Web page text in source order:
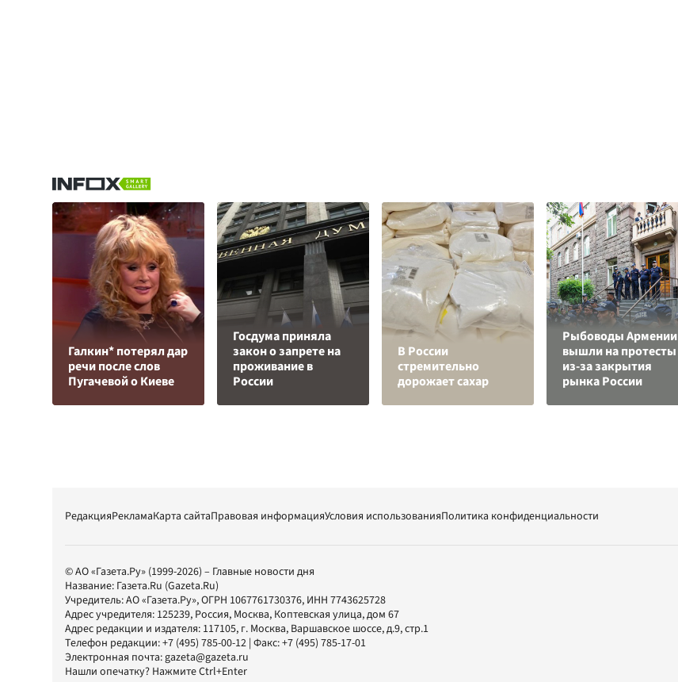
Галкин* потерял дар
речи после слов
Пугачевой о Киеве
Госдума приняла
закон о запрете на
проживание в
России
В России
стремительно
дорожает сахар
Рыбоводы Армении
вышли на протесты
из-за закрытия
рынка России
РедакцияРекламаКарта сайтаПравовая информацияУсловия использованияПолитика конфиденциальности
© АО «Газета.Ру» (1999-2026) – Главные новости дня
Название: Газета.Ru (Gazeta.Ru)
Учредитель:АО «Газета.Ру», ОГРН 1067761730376, ИНН 7743625728
Адрес учредителя: 125239, Россия, Москва, Коптевская улица, дом 67
Адрес редакции и издателя: 117105, г. Москва, Варшавское шоссе, д.9, стр.1
Телефон редакции:+7 (495) 785-00-12 | Факс:+7 (495) 785-17-01
Электронная почта:gazeta@gazeta.ru
Нашли опечатку? Нажмите Ctrl+Enter